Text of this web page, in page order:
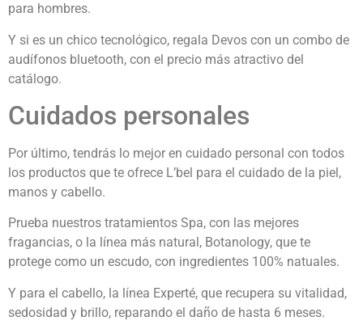
para hombres.
Y si es un chico tecnológico, regala Devos con un combo de
audífonos bluetooth, con el precio más atractivo del
catálogo.
Cuidados personales
Por último, tendrás lo mejor en cuidado personal con todos
los productos que te ofrece L’bel para el cuidado de la piel,
manos y cabello.
Prueba nuestros tratamientos Spa, con las mejores
fragancias, o la línea más natural, Botanology, que te
protege como un escudo, con ingredientes 100% natuales.
Y para el cabello, la línea Experté, que recupera su vitalidad,
sedosidad y brillo, reparando el daño de hasta 6 meses.